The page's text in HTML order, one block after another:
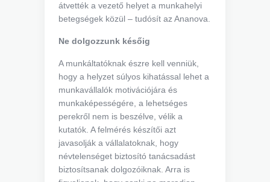
átvették a vezető helyet a munkahelyi
betegségek közül – tudósít az Ananova.
Ne dolgozzunk későig
A munkáltatóknak észre kell venniük,
hogy a helyzet súlyos kihatással lehet a
munkavállalók motivációjára és
munkaképességére, a lehetséges
perekről nem is beszélve, vélik a
kutatók. A felmérés készítői azt
javasolják a vállalatoknak, hogy
névtelenséget biztosító tanácsadást
biztosítsanak dolgozóiknak. Arra is